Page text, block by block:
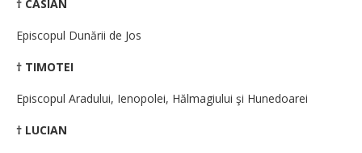
† CASIAN
Episcopul Dunării de Jos
† TIMOTEI
Episcopul Aradului, Ienopolei, Hălmagiului şi Hunedoarei
† LUCIAN